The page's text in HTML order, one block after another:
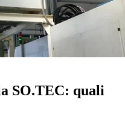
SO.TEC: quali